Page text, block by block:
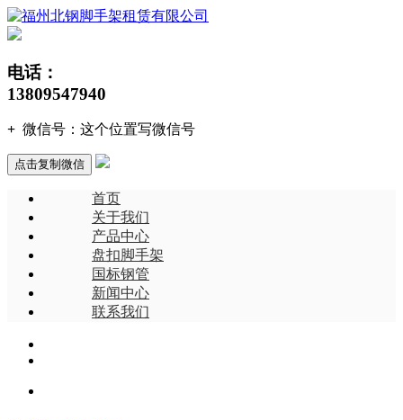
电话：
13809547940
+ 微信号： 这个位置写微信号
点击复制微信
首页
关于我们
产品中心
盘扣脚手架
国标钢管
新闻中心
联系我们